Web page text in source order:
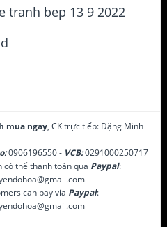
tranh bep 13 9 2022
mua ngay, CK trực tiếp: Đặng Minh
0906196550 - VCB:0291000250717
có thể thanh toán qua Paypal:
can pay via Paypal: